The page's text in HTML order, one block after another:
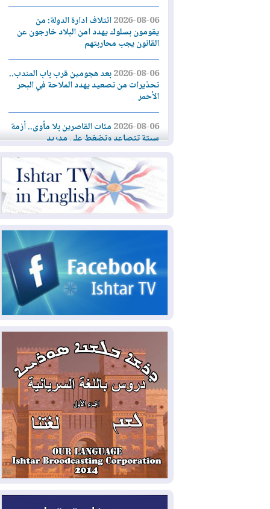
2026-08-06ائتلاف ادارة الدولة: من
يقومون بسلوك يهدد امن البلاد خارجون عن
القانون يجب محاربتهم
2026-08-06بعد هجومين قرب باب المندب..
تحذيرات من تصعيد يهدد الملاحة في البحر
الأحمر
2026-08-06مئات القاصرين بلا مأوى.. أزمة
سبتة تتصاعد وتضغط على مدريد
2026-08-05
لمدة عام.. بدء توريد 100
مليون قدم مكعب يومياً من غاز كورمور في
إقليم كوردستان إلى وزارة الكهرباء العراقية
ملامح أخطر التحديات التي تواجه العراق
2026-08-05
حرائق فرنسا.. توقيف 402
شخص بينهم 156 قاصرا منذ بداية موسم
الحرائق
2026-08-04سومو: إنتاج النفط في إقليم
كوردستان انخفض إلى أقل من 10%
2026-08-04ملفات حقبة الكاظمي تعود إلى
الواجهة.. أنباء عن مراجعات قضائية
وتحقيقات أوسع في قضايا فساد
2026-08-04بيترو يشكو تزوير الانتخابات
الرئاسية ويحذر من "حرب أهلية" في
كولومبيا
2026-08-03رئيس إقليم كوردستان في